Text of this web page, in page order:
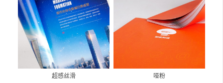
超感丝滑 哑粉